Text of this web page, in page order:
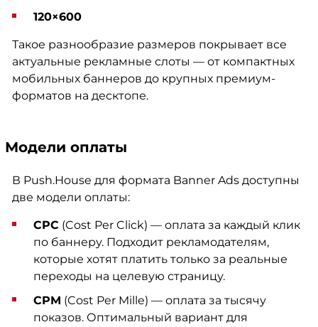
120×600
Такое разнообразие размеров покрывает все
актуальные рекламные слоты — от компактных
мобильных баннеров до крупных премиум-
форматов на десктопе.
Модели оплаты
В Push.House для формата Banner Ads доступны
две модели оплаты:
CPC (Cost Per Click) — оплата за каждый клик
по баннеру. Подходит рекламодателям,
которые хотят платить только за реальные
переходы на целевую страницу.
CPM (Cost Per Mille) — оплата за тысячу
показов. Оптимальный вариант для